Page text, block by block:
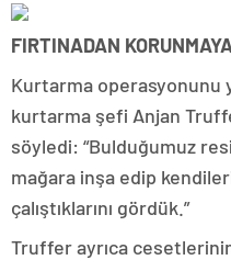
FIRTINADAN
Kurtarma
kurtarma şefi Anjan
söyledi: “Bulduğumuz
mağara inşa edip
çalıştıklarını gördük.”
Truffer ayrıca cesetlerinin